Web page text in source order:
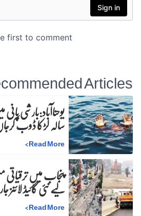
Articles
سالہ لڑکا ڈوب
Read More
>
پنجاب میں
لیے نئی گائیڈ لائنز
Read More
>